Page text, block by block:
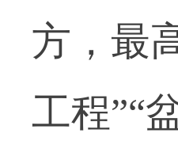
方，最
工程”“